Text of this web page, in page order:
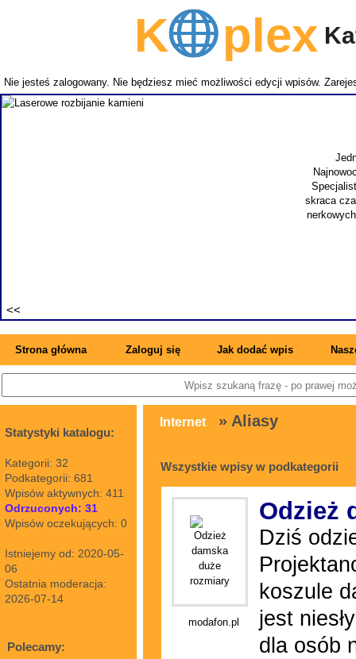
Kplex
Nie jesteś zalogowany. Nie będziesz mieć możliwości edycji wpisów.
skraca
Strona główna Zaloguj się Jak dodać wpis
Statystyki katalogu:
Kategorii: 32
Podkategorii: 681
Wpisów aktywnych: 411
Odrzuconych: 31
Wpisów oczekujących: 0
Istniejemy od: 2020-05-
06
Ostatnia moderacja:
2026-07-14
Polecamy:
Internet » Aliasy
Wszystkie wpisy w podkategorii
modafon.pl
Odzież
Dziś
koszule
jest
dla osób